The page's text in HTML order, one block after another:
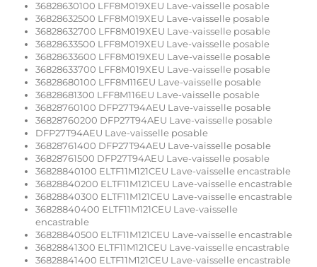
36828630100 LFF8M019XEU Lave-vaisselle posable
36828632500 LFF8M019XEU Lave-vaisselle posable
36828632700 LFF8M019XEU Lave-vaisselle posable
36828633500 LFF8M019XEU Lave-vaisselle posable
36828633600 LFF8M019XEU Lave-vaisselle posable
36828633700 LFF8M019XEU Lave-vaisselle posable
36828680100 LFF8M116EU Lave-vaisselle posable
36828681300 LFF8M116EU Lave-vaisselle posable
36828760100 DFP27T94AEU Lave-vaisselle posable
36828760200 DFP27T94AEU Lave-vaisselle posable
DFP27T94AEU Lave-vaisselle posable
36828761400 DFP27T94AEU Lave-vaisselle posable
36828761500 DFP27T94AEU Lave-vaisselle posable
36828840100 ELTF11M121CEU Lave-vaisselle encastrable
36828840200 ELTF11M121CEU Lave-vaisselle encastrable
36828840300 ELTF11M121CEU Lave-vaisselle encastrable
36828840400 ELTF11M121CEU Lave-vaisselle
encastrable
36828840500 ELTF11M121CEU Lave-vaisselle encastrable
36828841300 ELTF11M121CEU Lave-vaisselle encastrable
36828841400 ELTF11M121CEU Lave-vaisselle encastrable